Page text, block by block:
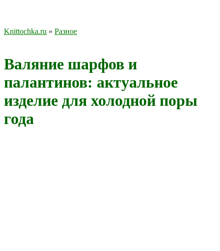
Knittochka.ru » Разное
Валяние шарфов и
палантинов: актуальное
изделие для холодной поры
года